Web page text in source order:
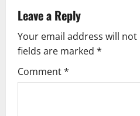
a
v
i
Leave a Reply
Your email address will
fields are marked *
Comment*